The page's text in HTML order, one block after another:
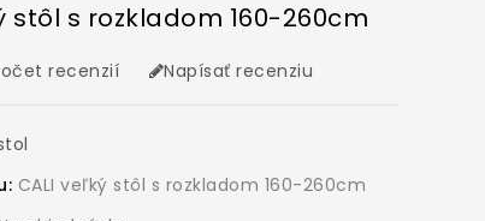
stôl s rozkladom 160-260cm
recenzií Napísať recenziu
CALI veľký stôl s rozkladom 160-260cm